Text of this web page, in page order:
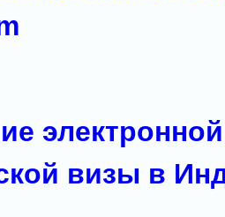
электронной
визы в